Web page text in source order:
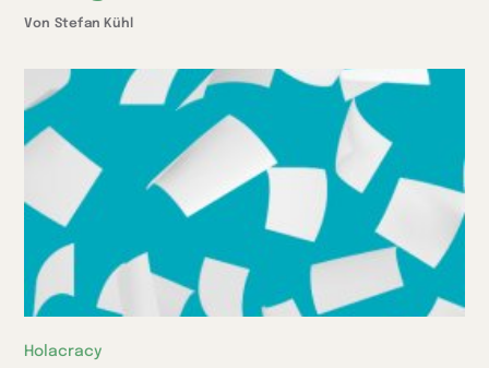
Von Stefan Kühl
Holacracy